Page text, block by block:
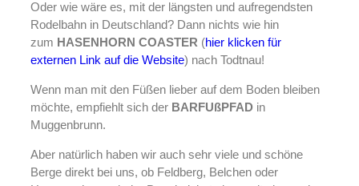
Oder wie wäre es, mit der längsten und aufregendsten
Rodelbahn in Deutschland? Dann nichts wie hin
zum HASENHORN COASTER (hier klicken für
externen Link auf die Website) nach Todtnau!
Wenn man mit den Füßen lieber auf dem Boden bleiben
möchte, empfiehlt sich der BARFUßPFAD in
Muggenbrunn.
Aber natürlich haben wir auch sehr viele und schöne
Berge direkt bei uns, ob Feldberg, Belchen oder